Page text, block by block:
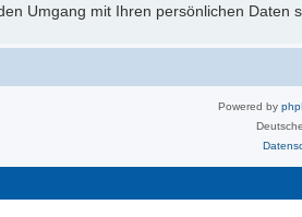
Umgang mit Ihren persönlichen Daten
Powered by